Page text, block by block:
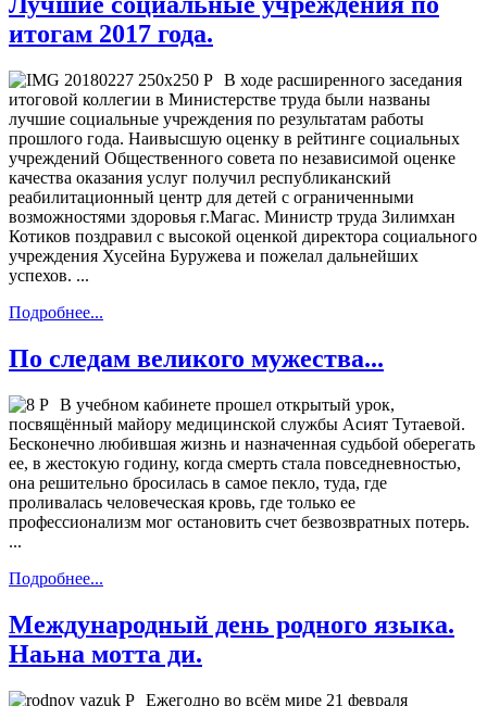
итогам 2017 года.
В ходе расширенного заседания
итоговой коллегии в Министерстве труда были названы
лучшие социальные учреждения по результатам работы
прошлого года. Наивысшую оценку в рейтинге социальных
учреждений Общественного совета по независимой оценке
качества оказания услуг получил республиканский
реабилитационный центр для детей с ограниченными
возможностями здоровья г.Магас. Министр труда Зилимхан
Котиков поздравил с высокой оценкой директора социального
учреждения Хусейна Буружева и пожелал дальнейших
успехов. ...
Подробнее...
По следам великого мужества...
В учебном кабинете прошел открытый урок,
посвящённый майору медицинской службы Асият Тутаевой.
Бесконечно любившая жизнь и назначенная судьбой оберегать
ее, в жестокую годину, когда смерть стала повседневностью,
она решительно бросилась в самое пекло, туда, где
проливалась человеческая кровь, где только ее
профессионализм мог остановить счет безвозвратных потерь.
...
Подробнее...
Международный день родного языка.
Наьна мотта ди.
Ежегодно во всём мире 21 февраля